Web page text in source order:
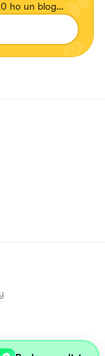
ho un blog
gluten &
una